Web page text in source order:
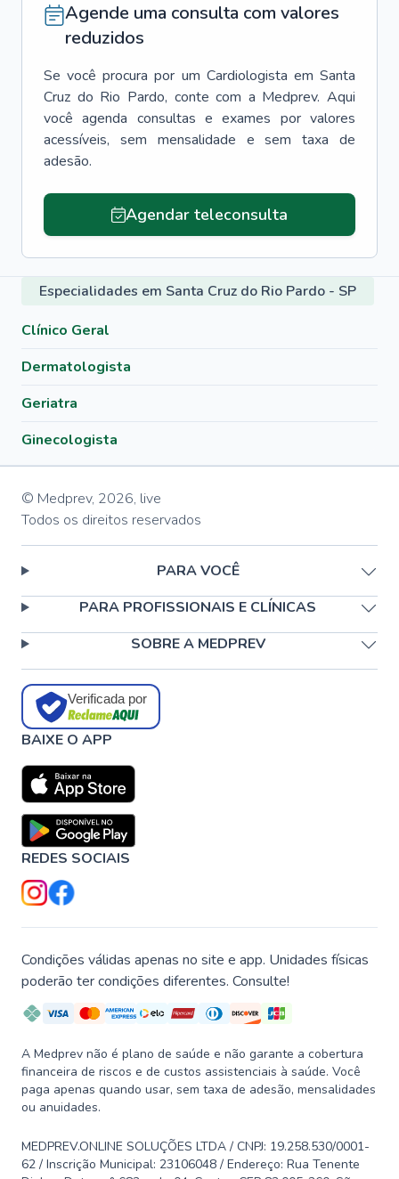
Agende uma consulta com valores
reduzidos
Se você procura por um Cardiologista em Santa
Cruz do Rio Pardo, conte com a Medprev. Aqui
você agenda consultas e exames por valores
acessíveis, sem mensalidade e sem taxa de
adesão.
Agendar teleconsulta
Especialidades em Santa Cruz do Rio Pardo - SP
Clínico Geral
Dermatologista
Geriatra
Ginecologista
© Medprev, 2026, live
Todos os direitos reservados
PARA VOCÊ
PARA PROFISSIONAIS E CLÍNICAS
SOBRE A MEDPREV
Verificada por
BAIXE O APP
REDES SOCIAIS
Condições válidas apenas no site e app. Unidades físicas
poderão ter condições diferentes. Consulte!
A Medprev não é plano de saúde e não garante a cobertura
financeira de riscos e de custos assistenciais à saúde. Você
paga apenas quando usar, sem taxa de adesão, mensalidades
ou anuidades.
MEDPREV.ONLINE SOLUÇÕES LTDA / CNPJ: 19.258.530/0001-
62 / Inscrição Municipal: 23106048 / Endereço: Rua Tenente